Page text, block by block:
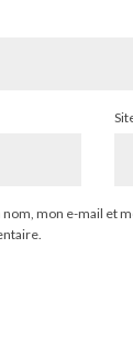
mon e-mail et